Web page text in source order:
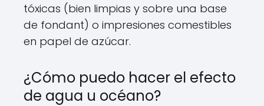
tóxicas (bien limpias y sobre una base
de fondant) o impresiones comestibles
en papel de azúcar.
¿Cómo puedo hacer el efecto
de agua u océano?